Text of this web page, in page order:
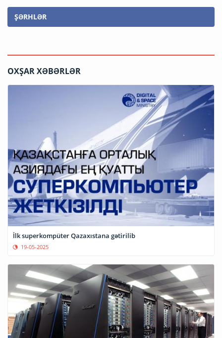
ŞƏRHLƏR
OXŞAR XƏBƏRLƏR
İlk superkompüter Qazaxıstana gətirilib
19-05-2025